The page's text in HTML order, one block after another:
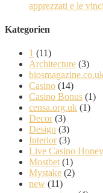
apprezzati e le
Kategorien
1 (11)
Architecture (3)
Casino (14)
Casino Bonus (1)
censa.org.uk (1)
Decor(3)
Design (3)
Interior(3)
Live Casino
Mostbet (1)
Mystake (2)
new (11)